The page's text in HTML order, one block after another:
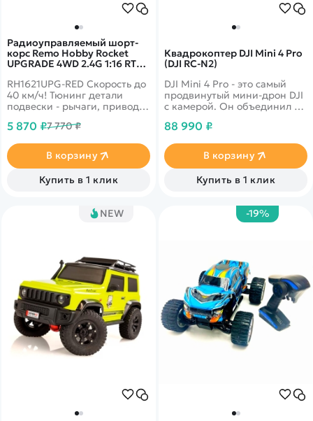
Радиоуправляемый шорт-
корс Remo Hobby Rocket
UPGRADE 4WD 2.4G 1:16 RTR
RH1621UPG-RED Скорость до
40 км/ч! Тюнинг детали
подвески - рычаги, приводы,
электроники, Li-ion
mah
5 870 ₽7 770 ₽
В корзину
Купить в 1 клик
Квадрокоптер DJI Mini 4 Pro
(DJI RC-N2)
DJI Mini 4 Pro - это самый
продвинутый мини-дрон DJI
с камерой. Он объединил в
систему, технологию
по всем направлениям,
функцию отслеживания
ActiveTrack 360° с
обновленным режимом Trace
передачи видео на
максимальное расстояние в
профессионалов, так и для
начинающих пилотов.
88 990 ₽
В корзину
Купить в 1 клик
NEW -19%